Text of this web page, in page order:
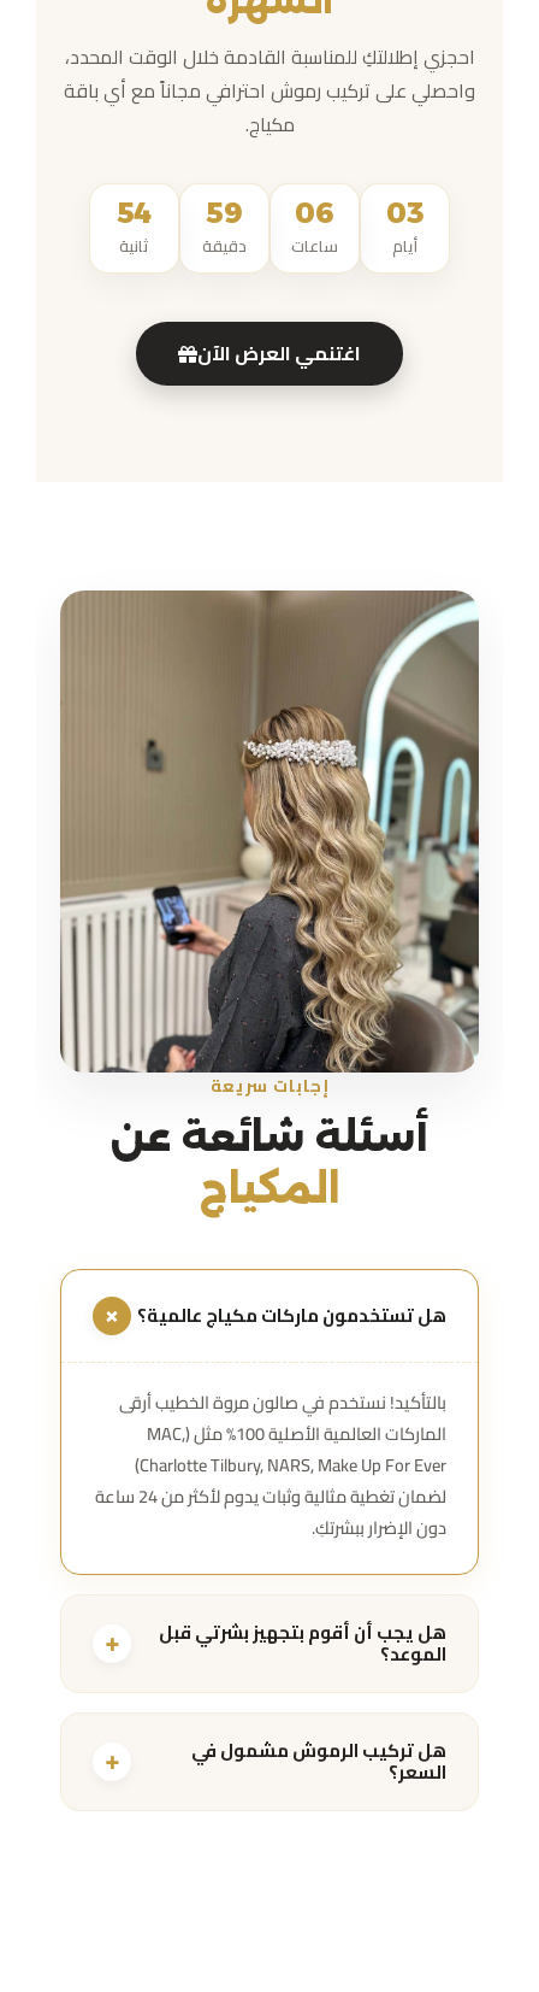
احجزي إطلالتكِ للمناسبة القادمة خلال الوقت المحدد،
واحصلي على تركيب رموش احترافي مجاناً مع أي باقة
مكياج.
03
أيام
06
ساعات
59
دقيقة
54
ثانية
اغتنمي العرض الآن
إجابات سريعة
أسئلة شائعة عن
المكياج
هل تستخدمون ماركات مكياج عالمية؟ +
بالتأكيد! نستخدم في صالون مروة الخطيب أرقى
الماركات العالمية الأصلية 100% مثل (MAC,
Charlotte Tilbury, NARS, Make Up For Ever)
لضمان تغطية مثالية وثبات يدوم لأكثر من 24 ساعة
دون الإضرار ببشرتكِ.
هل يجب أن أقوم بتجهيز بشرتي قبل
الموعد؟ +
هل تركيب الرموش مشمول في
السعر؟ +